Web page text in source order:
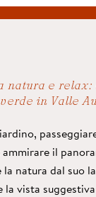
natura e relax:
in Valle
il
la natura dal suo
vista